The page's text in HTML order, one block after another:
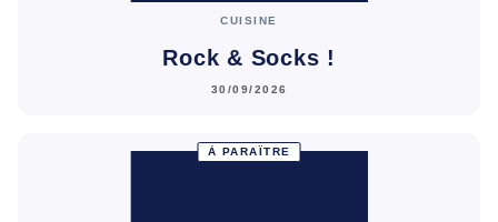
CUISINE
Rock & Socks !
30/09/2026
À PARAÎTRE